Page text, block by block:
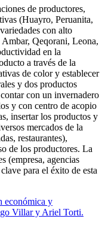
de productores,
(Huayro, Peruanita,
con alto
Qeqorani, Leona,
en la
a través de la
de color y establecer
y dos productos
con un invernadero
y con centro de acopio
insertar los productos y
mercados de la
restaurantes),
de los productores. La
(empresa, agencias
para el éxito de esta
económica y
Villar y Ariel Torti.